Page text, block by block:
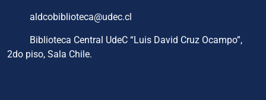
aldcobiblioteca@udec.cl
Biblioteca Central UdeC “Luis David Cruz Ocampo”,
2do piso, Sala Chile.